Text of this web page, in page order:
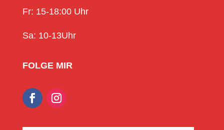
Fr: 15-18:00 Uhr
Sa: 10-13Uhr
FOLGE MIR